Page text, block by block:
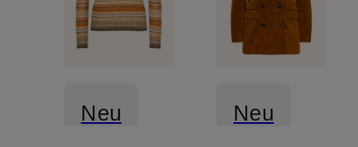
Neu Neu